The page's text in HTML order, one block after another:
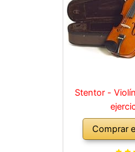
Stentor -
Comprar